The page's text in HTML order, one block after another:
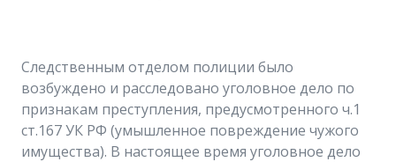
Следственным отделом полиции было
возбуждено и расследовано уголовное дело по
признакам преступления, предусмотренного ч.1
ст.167 УК РФ (умышленное повреждение чужого
имущества). В настоящее время уголовное дело